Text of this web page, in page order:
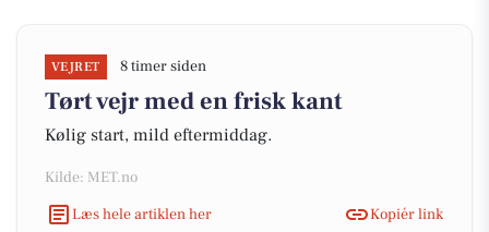
VEJRET 8 timer siden
Tørt vejr med en frisk kant
Kølig start, mild eftermiddag.
Kilde: MET.no
Læs hele artiklen her
Kopiér link